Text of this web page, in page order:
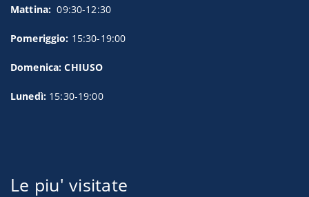
Mattina: 09:30-12:30
Pomeriggio: 15:30-19:00
Domenica: CHIUSO
Lunedì: 15:30-19:00
Le piu' visitate